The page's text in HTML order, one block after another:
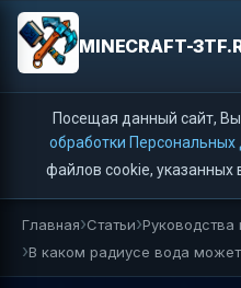
MINECRAFT-
Посещая данный сайт,
обработки Персональных
файлов cookie, указанных
Главная Статьи Руководства
В каком радиусе вода